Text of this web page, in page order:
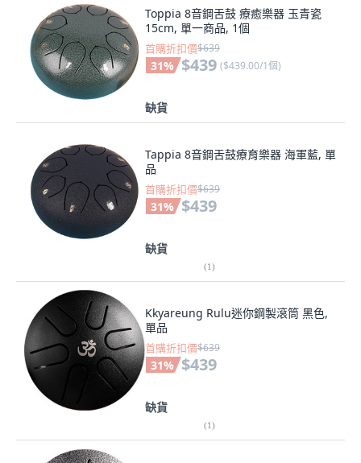
Toppia 8音鋼舌鼓 療癒樂器 玉青瓷
15cm, 單一商品, 1個
首購折扣價$639
31% $439 ($439.00/1個)
缺貨
Tappia 8音鋼舌鼓療育樂器 海軍藍, 單
品
首購折扣價$639
31% $439
缺貨
(1)
Kkyareung Rulu迷你鋼製滾筒 黑色,
單品
首購折扣價$639
31% $439
缺貨
(1)